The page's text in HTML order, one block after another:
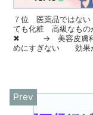
７位 医薬品ではな
ても化粧 高級なも
✖ → 美容皮膚科に
めにすぎない 効果